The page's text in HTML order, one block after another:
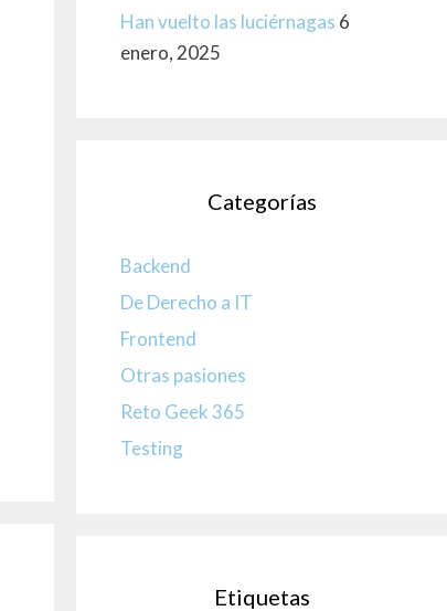
Han vuelto las luciérnagas 6
enero, 2025
Categorías
Backend
De Derecho a IT
Frontend
Otras pasiones
Reto Geek 365
Testing
Etiquetas